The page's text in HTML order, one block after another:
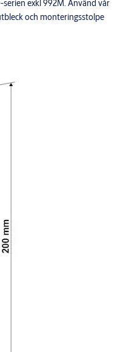
exkl 992M. Använd vår
och monteringsstolpe